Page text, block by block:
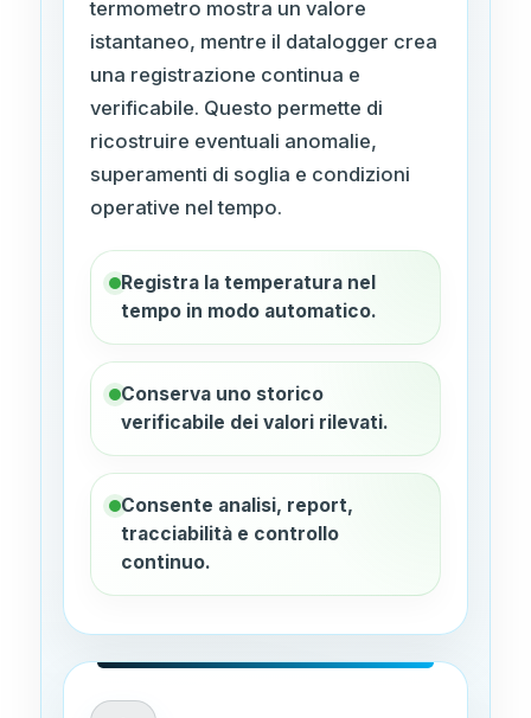
termometro mostra un valore
istantaneo, mentre il datalogger crea
una registrazione continua e
verificabile. Questo permette di
ricostruire eventuali anomalie,
superamenti di soglia e condizioni
operative nel tempo.
Registra la temperatura nel
tempo in modo automatico.
Conserva uno storico
verificabile dei valori rilevati.
Consente analisi, report,
tracciabilità e controllo
continuo.